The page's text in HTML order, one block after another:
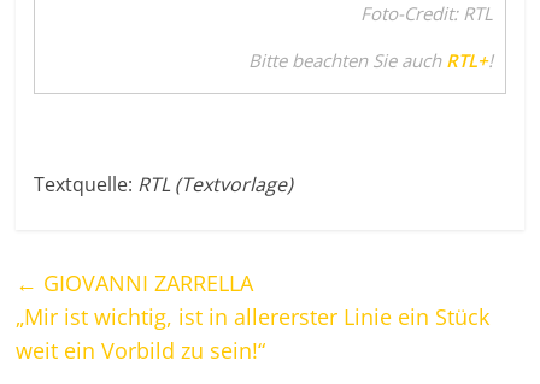
Foto-Credit: RTL
Bitte beachten Sie auch RTL+!
Textquelle: RTL (Textvorlage)
← GIOVANNI ZARRELLA
„Mir ist wichtig, ist in allererster Linie ein Stück
weit ein Vorbild zu sein!“